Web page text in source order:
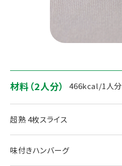
材料（2人分） 466kcal/1人分
超熟 4枚スライス
味付きハンバーグ